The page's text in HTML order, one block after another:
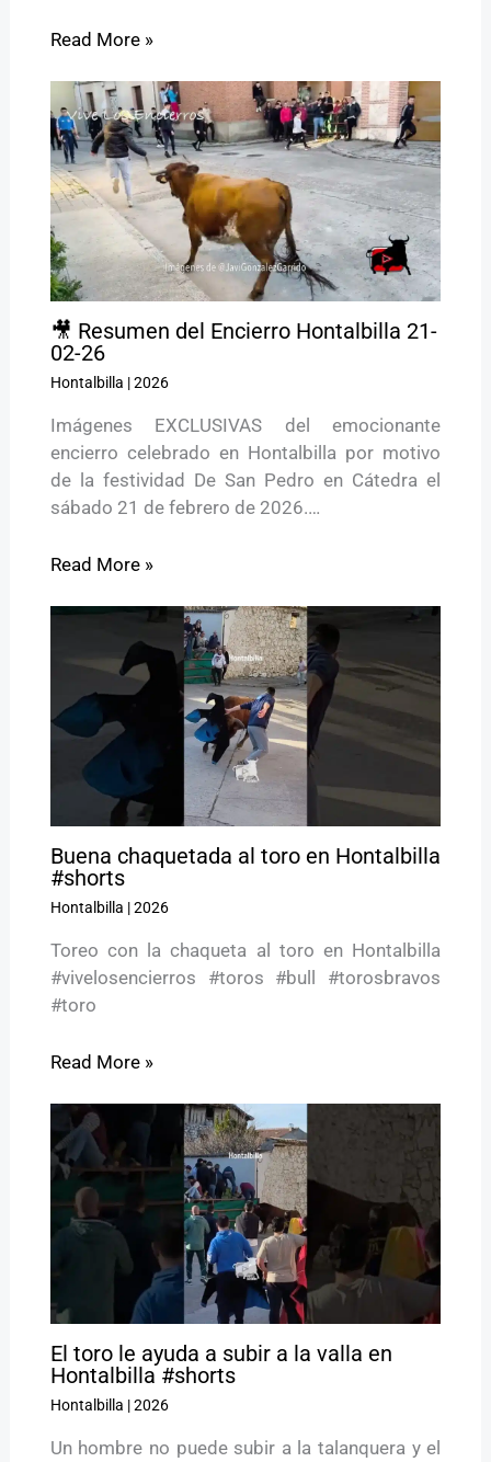
Read More »
🎥 Resumen del Encierro Hontalbilla 21-
02-26
Hontalbilla |2026
Imágenes EXCLUSIVAS del emocionante
encierro celebrado en Hontalbilla por motivo
de la festividad De San Pedro en Cátedra el
sábado 21 de febrero de 2026.…
Read More »
Buena chaquetada al toro en Hontalbilla
#shorts
Hontalbilla |2026
Toreo con la chaqueta al toro en Hontalbilla
#vivelosencierros #toros #bull #torosbravos
#toro
Read More »
El toro le ayuda a subir a la valla en
Hontalbilla #shorts
Hontalbilla |2026
Un hombre no puede subir a la talanquera y el